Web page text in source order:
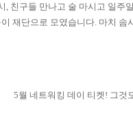
친구들 만나고 술 마시고 일주
재단으로 모였습니다. 마치 솜
5월 네트워킹 데이 티켓! 그것